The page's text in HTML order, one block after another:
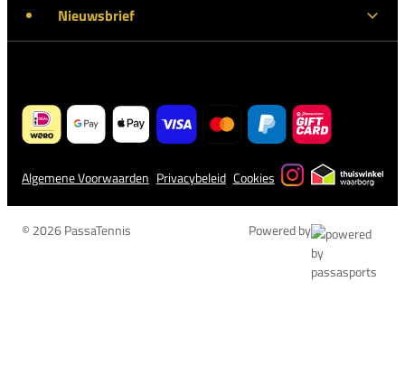
Nieuwsbrief
Algemene Voorwaarden Privacybeleid Cookies
© 2026 PassaTennis Powered by